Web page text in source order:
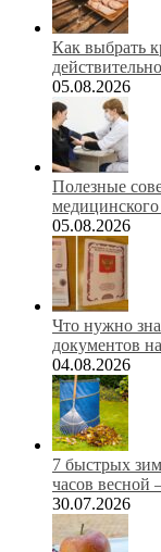
Как выбрать
05.08.2026
Полезные
медицинского
05.08.2026
Что нужно
документов
04.08.2026
7 быстрых
часов весной
30.07.2026